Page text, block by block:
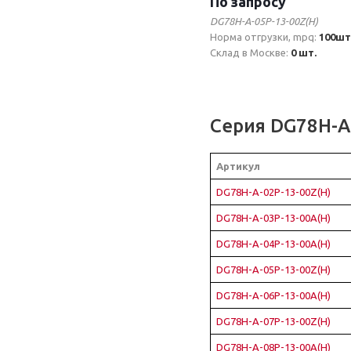
DG78H-A-05P-13-00Z(H)
Норма отгрузки, mpq:
Склад в Москве: 0 шт.
Серия DG78H-A
Артикул
DG78H-A-02P-13-00Z(H)
DG78H-A-03P-13-00A(H)
DG78H-A-04P-13-00A(H)
DG78H-A-05P-13-00Z(H)
DG78H-A-06P-13-00A(H)
DG78H-A-07P-13-00Z(H)
DG78H-A-08P-13-00A(H)